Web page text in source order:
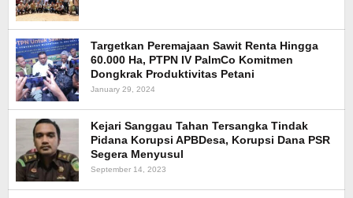
Targetkan Peremajaan Sawit Renta Hingga
60.000 Ha, PTPN IV PalmCo Komitmen
Dongkrak Produktivitas Petani
January 29, 2024
Kejari Sanggau Tahan Tersangka Tindak
Pidana Korupsi APBDesa, Korupsi Dana PSR
Segera Menyusul
September 14, 2023